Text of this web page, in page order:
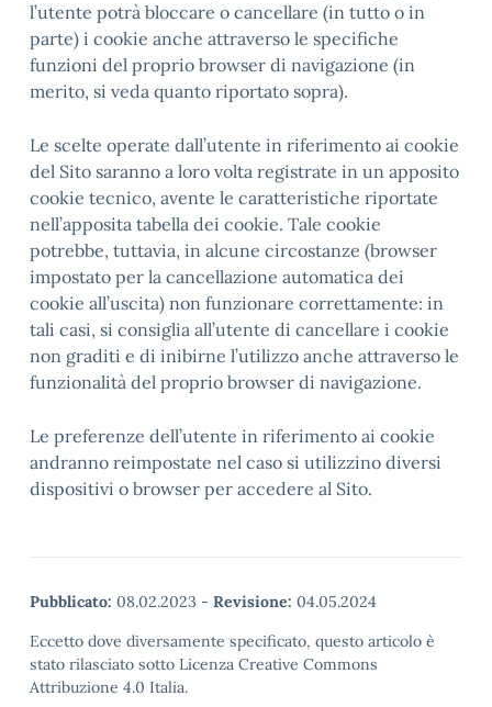
l’utente potrà bloccare o cancellare (in tutto o in
parte) i cookie anche attraverso le specifiche
funzioni del proprio browser di navigazione (in
merito, si veda quanto riportato sopra).
Le scelte operate dall’utente in riferimento ai cookie
del Sito saranno a loro volta registrate in un apposito
cookie tecnico, avente le caratteristiche riportate
nell’apposita tabella dei cookie. Tale cookie
potrebbe, tuttavia, in alcune circostanze (browser
impostato per la cancellazione automatica dei
cookie all’uscita) non funzionare correttamente: in
tali casi, si consiglia all’utente di cancellare i cookie
non graditi e di inibirne l’utilizzo anche attraverso le
funzionalità del proprio browser di navigazione.
Le preferenze dell’utente in riferimento ai cookie
andranno reimpostate nel caso si utilizzino diversi
dispositivi o browser per accedere al Sito.
Pubblicato: 08.02.2023 - Revisione: 04.05.2024
Eccetto dove diversamente specificato, questo articolo è
stato rilasciato sotto Licenza Creative Commons
Attribuzione 4.0 Italia.